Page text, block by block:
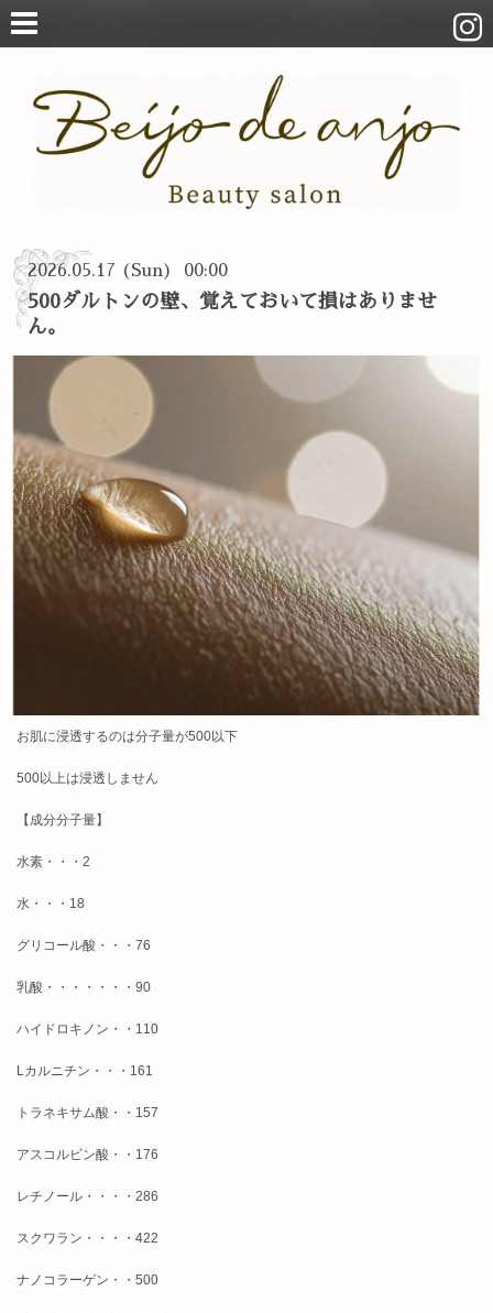
2026.05.17 (Sun) 00:00
500ダルトンの壁、覚えておいて損はありませ
ん。
お肌に浸透するのは分子量が500以下
500以上は浸透しません
【成分分子量】
水素・・・2
水・・・18
グリコール酸・・・76
乳酸・・・・・・・90
ハイドロキノン・・110
Lカルニチン・・・161
トラネキサム酸・・157
アスコルビン酸・・176
レチノール・・・・286
スクワラン・・・・422
ナノコラーゲン・・500